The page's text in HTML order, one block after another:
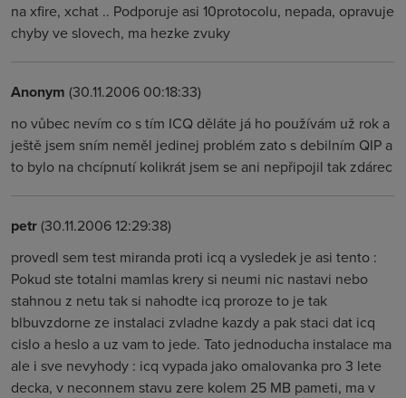
na xfire, xchat .. Podporuje asi 10protocolu, nepada, opravuje
chyby ve slovech, ma hezke zvuky
Anonym (30.11.2006 00:18:33)
no vůbec nevím co s tím ICQ děláte já ho používám už rok a
ještě jsem sním neměl jedinej problém zato s debilním QIP a
to bylo na chcípnutí kolikrát jsem se ani nepřipojil tak zdárec
petr(30.11.2006 12:29:38)
provedl sem test miranda proti icq a vysledek je asi tento :
Pokud ste totalni mamlas krery si neumi nic nastavi nebo
stahnou z netu tak si nahodte icq proroze to je tak
blbuvzdorne ze instalaci zvladne kazdy a pak staci dat icq
cislo a heslo a uz vam to jede. Tato jednoducha instalace ma
ale i sve nevyhody : icq vypada jako omalovanka pro 3 lete
decka, v neconnem stavu zere kolem 25 MB pameti, ma v